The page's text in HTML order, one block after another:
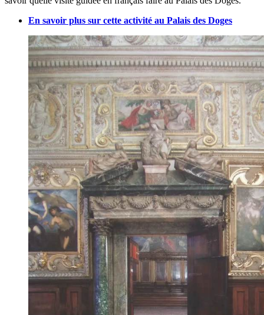
En savoir plus sur cette activité au Palais des Doges